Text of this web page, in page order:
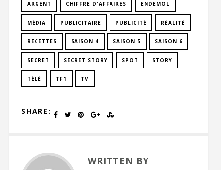
ARGENT CHIFFRE D'AFFAIRES ENDEMOL
MÉDIA PUBLICITAIRE PUBLICITÉ RÉALITÉ
RECETTES SAISON 4 SAISON 5 SAISON 6
SECRET SECRET STORY SPOT STORY
TÉLÉ TF1 TV
SHARE:
WRITTEN BY